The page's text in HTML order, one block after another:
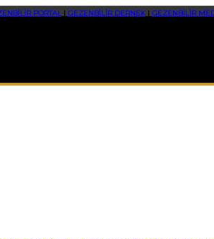
PORTAL| GEZENBİLİR DERNEK| GEZENBİLİR